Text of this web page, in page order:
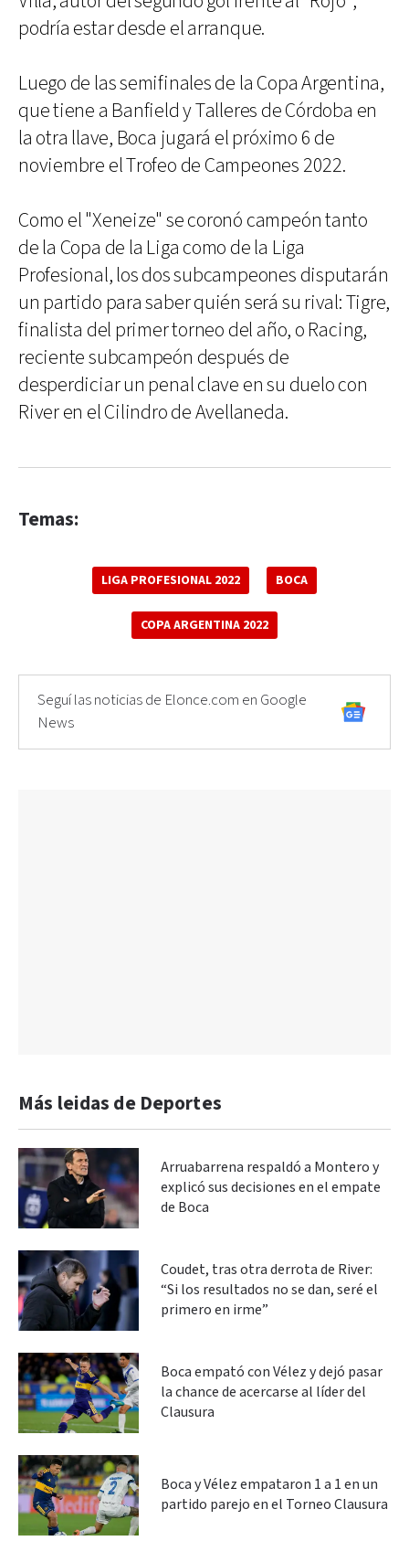
podría estar desde el arranque.
Luego de las semifinales de la Copa Argentina,
que tiene a Banfield y Talleres de Córdoba en
la otra llave, Boca jugará el próximo 6 de
noviembre el Trofeo de Campeones 2022.
Como el "Xeneize" se coronó campeón tanto
de la Copa de la Liga como de la Liga
Profesional, los dos subcampeones disputarán
un partido para saber quién será su rival: Tigre,
finalista del primer torneo del año, o Racing,
reciente subcampeón después de
desperdiciar un penal clave en su duelo con
River en el Cilindro de Avellaneda.
Temas:
LIGA PROFESIONAL 2022 BOCA
COPA ARGENTINA 2022
Seguí las noticias de Elonce.com en Google
News
Más leidas de Deportes
Arruabarrena respaldó a Montero y
explicó sus decisiones en el empate
de Boca
Coudet, tras otra derrota de River:
“Si los resultados no se dan, seré el
primero en irme”
Boca empató con Vélez y dejó pasar
la chance de acercarse al líder del
Clausura
Boca y Vélez empataron 1 a 1 en un
partido parejo en el Torneo Clausura